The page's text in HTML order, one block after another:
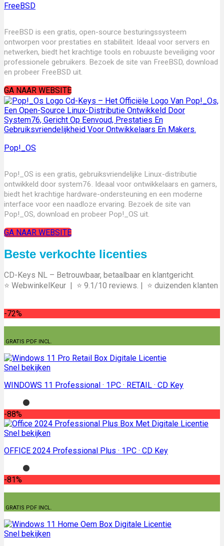
FreeBSD
FreeBSD is een gratis, open-source besturingssysteem
ontworpen voor prestaties en stabiliteit. Ideaal voor servers en
netwerken, biedt het krachtige tools en robuuste beveiliging voor
professionele gebruikers. Bezoek de site van FreeBSD, download
en probeer FreeBSD uit.
GA NAAR WEBSITE
Pop!_OS
Pop!_OS is een gratis, gebruiksvriendelijke Linux-distributie
ontwikkeld door system76. Ideaal voor ontwikkelaars en gamers,
biedt het krachtige hardware-ondersteuning en een moderne
interface voor een naadloze ervaring. Bezoek de site van
Pop!_OS, download en probeer Pop!_OS uit.
GA NAAR WEBSITE
Beste verkochte licenties
CD-Keys NL – Betrouwbaar, betaalbaar en klantgericht.
⭐ WebwinkelKeur | ⭐ 9.1/10 reviews. | ⭐ duizenden klanten
-72%
GRATIS PDF INCL.
Snel bekijken
WINDOWS 11 Professional · 1PC · RETAIL · CD Key
-88%
Snel bekijken
OFFICE 2024 Professional Plus · 1PC · CD Key
-81%
GRATIS PDF INCL.
Snel bekijken